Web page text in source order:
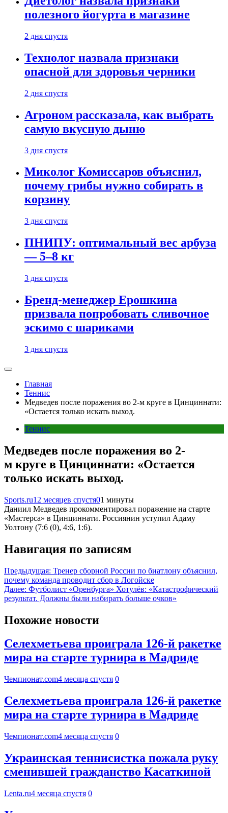
полезного йогурта в магазине
2 дня спустя
Технолог назвала признаки
опасной для здоровья черники
2 дня спустя
Агроном рассказала, как выбрать
самую вкусную дыню
3 дня спустя
Миколог Комиссаров объяснил,
почему грибы нужно собирать в
корзину
3 дня спустя
ПНИПУ: оптимальный вес арбуза
— 5–8 кг
3 дня спустя
Бренд-менеджер Ерошкина
призвала попробовать сливочное
эскимо с шариками
3 дня спустя
Главная
Теннис
Медведев после поражения во 2-м круге в Цинциннати:
«Остается только искать выход.
Теннис
Медведев после поражения во 2-
м круге в Цинциннати: «Остается
только искать выход.
Sports.ru12 месяцев спустя01 минуты
Даниил Медведев прокомментировал поражение на старте
«Мастерса» в Цинциннати. Россиянин уступил Адаму
Уолтону (7:6 (0), 4:6, 1:6).
Навигация по записям
Предыдущая: Тренер сборной России по биатлону объяснил,
почему команда проводит сбор в Логойске
Далее: Футболист «Оренбурга» Хотулёв: «Катастрофический
результат. Должны были набирать больше очков»
Похожие новости
Селехметьева проиграла 126-й ракетке
мира на старте турнира в Мадриде
Чемпионат.com4 месяца спустя 0
Селехметьева проиграла 126-й ракетке
мира на старте турнира в Мадриде
Чемпионат.com4 месяца спустя 0
Украинская теннисистка пожала руку
сменившей гражданство Касаткиной
Lenta.ru4 месяца спустя 0